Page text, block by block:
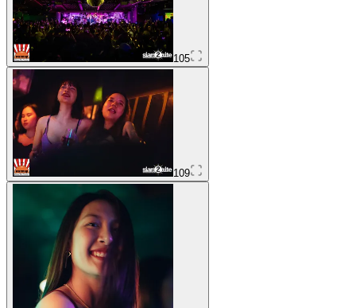
105
109